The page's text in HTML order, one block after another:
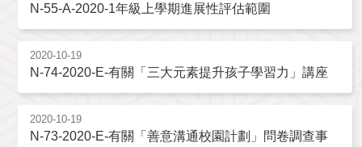
N-55-A-2020-1年級上學期進展性評估範圍
2020-10-19
N-74-2020-E-有關「三大元素提升孩子學習力」講座
2020-10-19
N-73-2020-E-有關「善意溝通校園計劃」問卷調查事